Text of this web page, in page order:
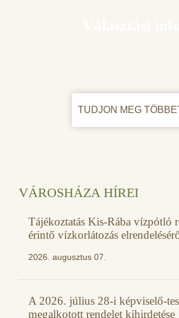
TUDJON MEG
VÁROSHÁZA HÍREI
Tájékoztatás Kis-Rába vízpótló
érintő vízkorlátozás
2026. augusztus 07.
A 2026. július 28-i képviselő-
megalkotott rendelet kihirdetése